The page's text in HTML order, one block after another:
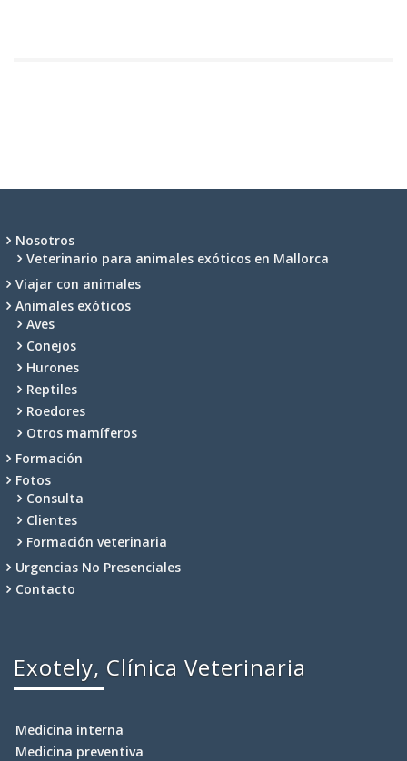
Nosotros
Veterinario para animales exóticos en Mallorca
Viajar con animales
Animales exóticos
Aves
Conejos
Hurones
Reptiles
Roedores
Otros mamíferos
Formación
Fotos
Consulta
Clientes
Formación veterinaria
Urgencias No Presenciales
Contacto
Exotely, Clínica Veterinaria
Medicina interna
Medicina preventiva